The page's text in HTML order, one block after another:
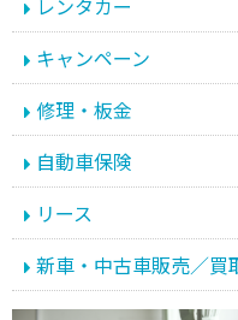
レンタカー
キャンペーン
修理・板金
自動車保険
リース
新車・中古車販売／買